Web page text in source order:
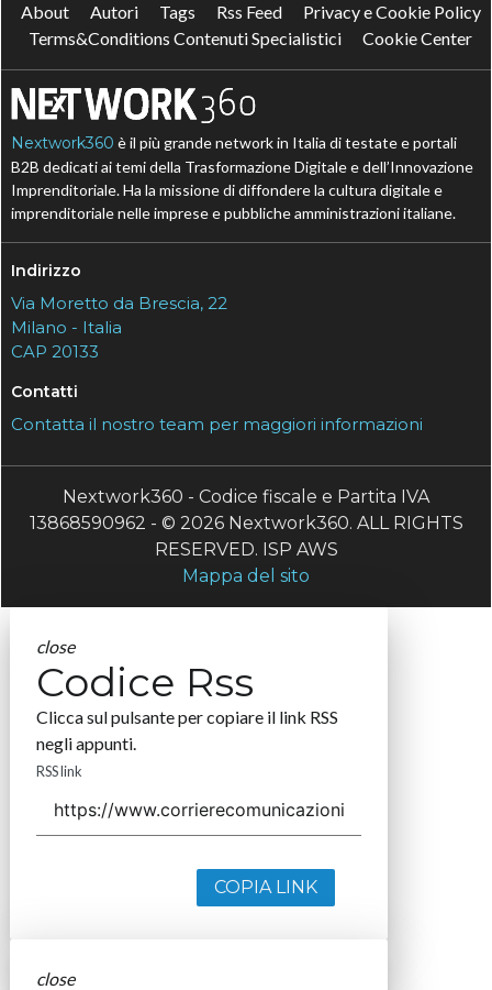
About Autori Tags Rss Feed
Privacy e Cookie Policy
Terms&Conditions Contenuti Specialistici
Cookie Center
Nextwork360 è il più grande network in Italia di testate e portali
B2B dedicati ai temi della Trasformazione Digitale e dell’Innovazione
Imprenditoriale. Ha la missione di diffondere la cultura digitale e
imprenditoriale nelle imprese e pubbliche amministrazioni italiane.
Indirizzo
Via Moretto da Brescia, 22
Milano - Italia
CAP 20133
Contatti
Contatta il nostro team per maggiori informazioni
Nextwork360 - Codice fiscale e Partita IVA
13868590962 - © 2026 Nextwork360. ALL RIGHTS
RESERVED. ISP AWS
Mappa del sito
close
Codice Rss
Clicca sul pulsante per copiare il link RSS
negli appunti.
RSS link
COPIA LINK
close